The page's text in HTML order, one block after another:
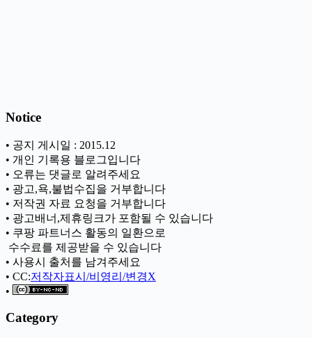
Notice
• 공지 게시일 : 2015.12
• 개인 기록용 블로그입니다
• 오류는 댓글로 알려주세요
• 광고,욕,불법수집을 거부합니다
• 저작권 자료 요청을 거부합니다
• 광고배너,제휴링크가 포함될 수 있습니다
• 쿠팡 파트너스 활동의 일환으로
ㅤ 수수료를 제공받을 수 있습니다
• 사용시 출처를 남겨주세요
• CC:저작자표시/비영리/변경X
•
Category